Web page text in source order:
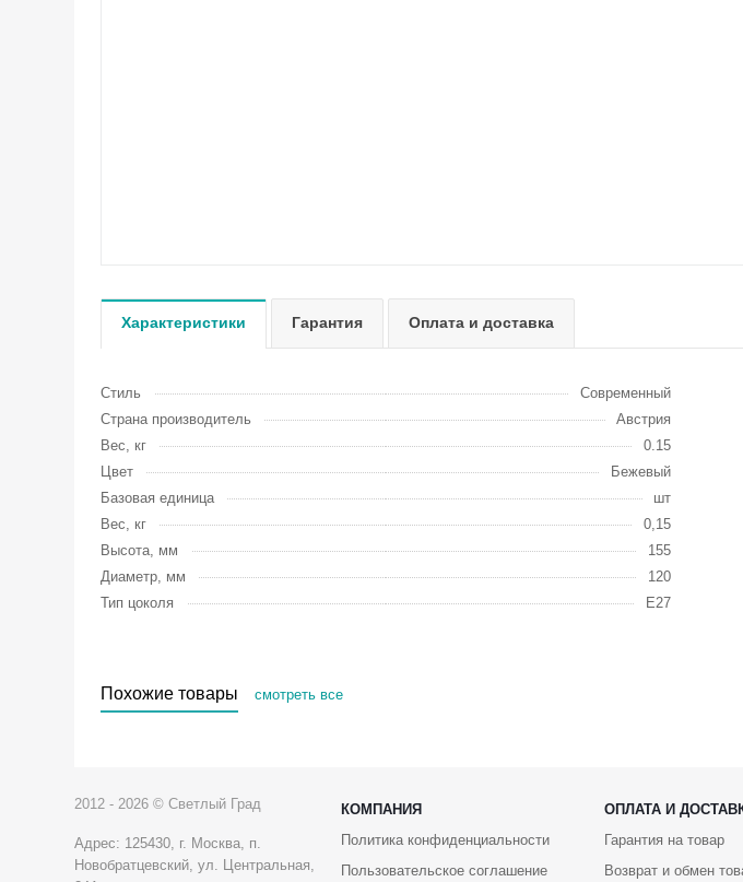
Характеристики Гарантия Оплата и доставка
Стиль
Современный
Страна производитель
Австрия
Вес, кг
0.15
Цвет
Бежевый
Базовая единица
шт
Вес, кг
0,15
Высота, мм
155
Диаметр, мм
120
Тип цоколя
E27
Похожие товары смотреть все
2012 - 2026 © Светлый Град
Адрес: 125430, г. Москва, п.
Новобратцевский, ул. Центральная,
КОМПАНИЯ ОПЛАТА И
Политика конфиденциальности
Пользовательское соглашение
Гарантия на товар
Возврат и обмен